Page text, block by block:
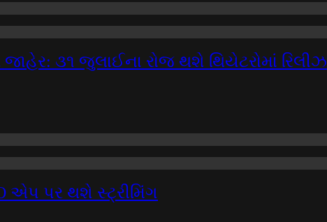
૩૧ જુલાઈના રોજ થશે થિયેટરોમાં રિલીઝ
એપ પર થશે સ્ટ્રીમિંગ